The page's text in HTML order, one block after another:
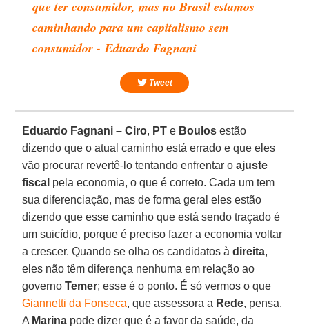
que ter consumidor, mas no Brasil estamos
caminhando para um capitalismo sem
consumidor - Eduardo Fagnani
Tweet
Eduardo Fagnani – Ciro, PT e Boulos estão
dizendo que o atual caminho está errado e que eles
vão procurar revertê-lo tentando enfrentar oajuste
fiscal pela economia, o que é correto. Cada um tem
sua diferenciação, mas de forma geral eles estão
dizendo que esse caminho que está sendo traçado é
um suicídio, porque é preciso fazer a economia voltar
a crescer. Quando se olha os candidatos àdireita,
eles não têm diferença nenhuma em relação ao
governoTemer; esse é o ponto. É só vermos o que
Giannetti da Fonseca, que assessora a Rede, pensa.
A Marina pode dizer que é a favor da saúde, da